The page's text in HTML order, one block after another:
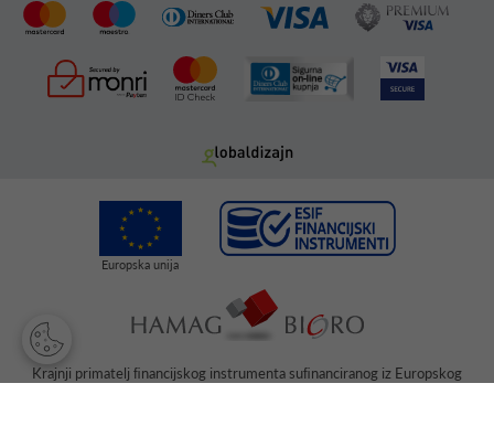
Krajnji primatelj ﬁnancijskog instrumenta suﬁnanciranog iz Europskog